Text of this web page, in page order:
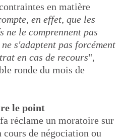
en matière
en effet, que les
le comprennent pas
s'adaptent pas forcément
en cas de recours",
ronde du mois de
le point
réclame un moratoire sur
cours de négociation ou